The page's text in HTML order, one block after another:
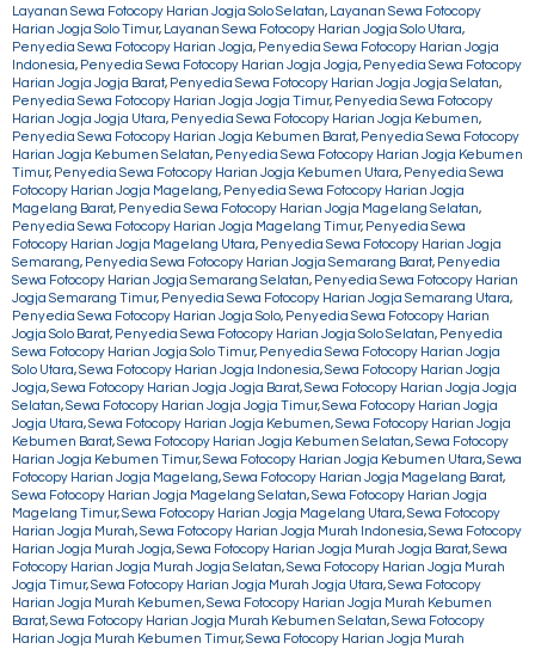
Layanan Sewa Fotocopy Harian Jogja Solo Selatan,
Layanan Sewa Fotocopy
Harian Jogja Solo Timur, Layanan Sewa Fotocopy Harian Jogja Solo Utara,
Penyedia Sewa Fotocopy Harian Jogja, Penyedia Sewa Fotocopy Harian Jogja
Indonesia, Penyedia Sewa Fotocopy Harian Jogja Jogja, Penyedia Sewa Fotocopy
Harian Jogja Jogja Barat, Penyedia Sewa Fotocopy Harian Jogja Jogja Selatan,
Penyedia Sewa Fotocopy Harian Jogja Jogja Timur, Penyedia Sewa Fotocopy
Harian Jogja Jogja Utara, Penyedia Sewa Fotocopy Harian Jogja Kebumen,
Penyedia Sewa Fotocopy Harian Jogja Kebumen Barat, Penyedia Sewa Fotocopy
Harian Jogja Kebumen Selatan, Penyedia Sewa Fotocopy Harian Jogja Kebumen
Timur, Penyedia Sewa Fotocopy Harian Jogja Kebumen Utara, Penyedia Sewa
Fotocopy Harian Jogja Magelang, Penyedia Sewa Fotocopy Harian Jogja
Magelang Barat, Penyedia Sewa Fotocopy Harian Jogja Magelang Selatan,
Penyedia Sewa Fotocopy Harian Jogja Magelang Timur, Penyedia Sewa
Fotocopy Harian Jogja Magelang Utara, Penyedia Sewa Fotocopy Harian Jogja
Semarang, Penyedia Sewa Fotocopy Harian Jogja Semarang Barat, Penyedia
Sewa Fotocopy Harian Jogja Semarang Selatan, Penyedia Sewa Fotocopy Harian
Jogja Semarang Timur, Penyedia Sewa Fotocopy Harian Jogja Semarang Utara,
Penyedia Sewa Fotocopy Harian Jogja Solo, Penyedia Sewa Fotocopy Harian
Jogja Solo Barat, Penyedia Sewa Fotocopy Harian Jogja Solo Selatan, Penyedia
Sewa Fotocopy Harian Jogja Solo Timur, Penyedia Sewa Fotocopy Harian Jogja
Solo Utara,Sewa Fotocopy Harian Jogja Indonesia,Sewa Fotocopy Harian Jogja
Jogja,Sewa Fotocopy Harian Jogja Jogja Barat,Sewa Fotocopy Harian Jogja Jogja
Selatan,Sewa Fotocopy Harian Jogja Jogja Timur,Sewa Fotocopy Harian Jogja
Jogja Utara,Sewa Fotocopy Harian Jogja Kebumen,Sewa Fotocopy Harian Jogja
Kebumen Barat,Sewa Fotocopy Harian Jogja Kebumen Selatan,Sewa Fotocopy
Harian Jogja Kebumen Timur,Sewa Fotocopy Harian Jogja Kebumen Utara,Sewa
Fotocopy Harian Jogja Magelang,Sewa Fotocopy Harian Jogja Magelang Barat,
Sewa Fotocopy Harian Jogja Magelang Selatan,Sewa Fotocopy Harian Jogja
Magelang Timur,Sewa Fotocopy Harian Jogja Magelang Utara,Sewa Fotocopy
Harian Jogja Murah,Sewa Fotocopy Harian Jogja Murah Indonesia,Sewa Fotocopy
Harian Jogja Murah Jogja,Sewa Fotocopy Harian Jogja Murah Jogja Barat,Sewa
Fotocopy Harian Jogja Murah Jogja Selatan,Sewa Fotocopy Harian Jogja Murah
Jogja Timur,Sewa Fotocopy Harian Jogja Murah Jogja Utara,Sewa Fotocopy
Harian Jogja Murah Kebumen,Sewa Fotocopy Harian Jogja Murah Kebumen
Barat,Sewa Fotocopy Harian Jogja Murah Kebumen Selatan,Sewa Fotocopy
Harian Jogja Murah Kebumen Timur,Sewa Fotocopy Harian Jogja Murah